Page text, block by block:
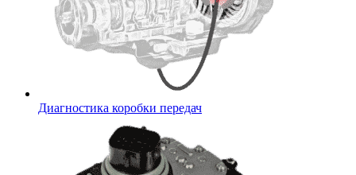
Диагностика коробки передач